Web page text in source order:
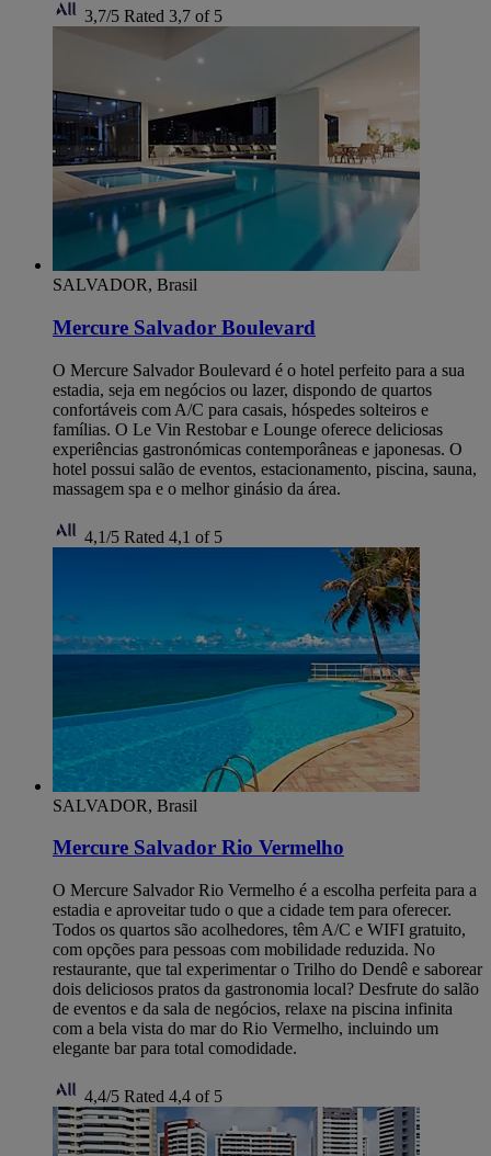
3,7/5 Rated 3,7 of 5
SALVADOR, Brasil
Mercure Salvador Boulevard
O Mercure Salvador Boulevard é o hotel perfeito para a sua
estadia, seja em negócios ou lazer, dispondo de quartos
confortáveis com A/C para casais, hóspedes solteiros e
famílias. O Le Vin Restobar e Lounge oferece deliciosas
experiências gastronómicas contemporâneas e japonesas. O
hotel possui salão de eventos, estacionamento, piscina, sauna,
massagem spa e o melhor ginásio da área.
4,1/5 Rated 4,1 of 5
SALVADOR, Brasil
Mercure Salvador Rio Vermelho
O Mercure Salvador Rio Vermelho é a escolha perfeita para a
estadia e aproveitar tudo o que a cidade tem para oferecer.
Todos os quartos são acolhedores, têm A/C e WIFI gratuito,
com opções para pessoas com mobilidade reduzida. No
restaurante, que tal experimentar o Trilho do Dendê e saborear
dois deliciosos pratos da gastronomia local? Desfrute do salão
de eventos e da sala de negócios, relaxe na piscina infinita
com a bela vista do mar do Rio Vermelho, incluindo um
elegante bar para total comodidade.
4,4/5 Rated 4,4 of 5